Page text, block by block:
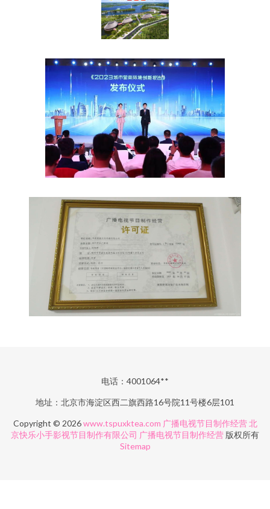
电话：4001064**
地址：北京市海淀区西二旗西路16号院11号楼6层101
Copyright © 2026www.tspuxktea.com 广播电视节目制作经营 北
京快乐小手影视节目制作有限公司 广播电视节目制作经营 版权所有
Sitemap